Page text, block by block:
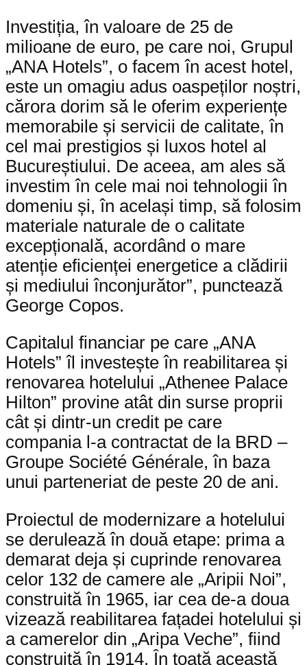
Investiția, în valoare de 25 de
milioane de euro, pe care noi, Grupul
„ANA Hotels”, o facem în acest hotel,
este un omagiu adus oaspeților noștri,
cărora dorim să le oferim experiențe
memorabile și servicii de calitate, în
cel mai prestigios și luxos hotel al
Bucureștiului. De aceea, am ales să
investim în cele mai noi tehnologii în
domeniu și, în același timp, să folosim
materiale naturale de o calitate
excepțională, acordând o mare
atenție eficienței energetice a clădirii
și mediului înconjurător”, punctează
George Copos.
Capitalul financiar pe care „ANA
Hotels” îl investește în reabilitarea și
renovarea hotelului „Athenee Palace
Hilton” provine atât din surse proprii
cât și dintr-un credit pe care
compania l-a contractat de la BRD –
Groupe Société Générale, în baza
unui parteneriat de peste 20 de ani.
Proiectul de modernizare a hotelului
se derulează în două etape: prima a
demarat deja și cuprinde renovarea
celor 132 de camere ale „Aripii Noi”,
construită în 1965, iar cea de-a doua
vizează reabilitarea fațadei hotelului și
a camerelor din „Aripa Veche”, fiind
construită în 1914. În toată această